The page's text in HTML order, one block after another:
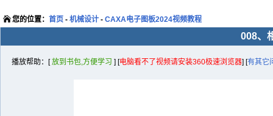
您的位置： 首页 - 机械设计 - CAXA电子图板2024视频教程
008、
播放帮助：[放到书包,方便学习 ] [电脑看不了视频请安装360极速浏览器] [有其它